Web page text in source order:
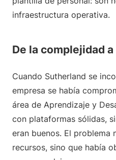
infraestructura operativa.
De la complejidad
Cuando Sutherland se
empresa se había
área de Aprendizaje y
con plataformas sólidas,
eran buenos. El problema
recursos, sino que había